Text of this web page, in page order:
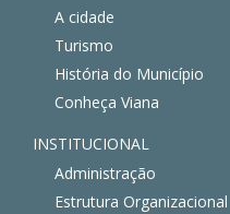
A cidade
Turismo
História do Município
Conheça Viana
INSTITUCIONAL
Administração
Estrutura Organizacional